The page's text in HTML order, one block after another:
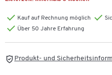
Kauf auf Rechnung möglich
Über 50 Jahre Erfahrung
Produkt- und